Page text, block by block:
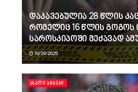
დაკავებულია 28 წლის
რომელიც 16 წლის გოგოს
საროსკიპოში მეძავად
10/29/2025
ᲐᲮᲐᲚᲘ ᲐᲛᲑᲔᲑᲘ